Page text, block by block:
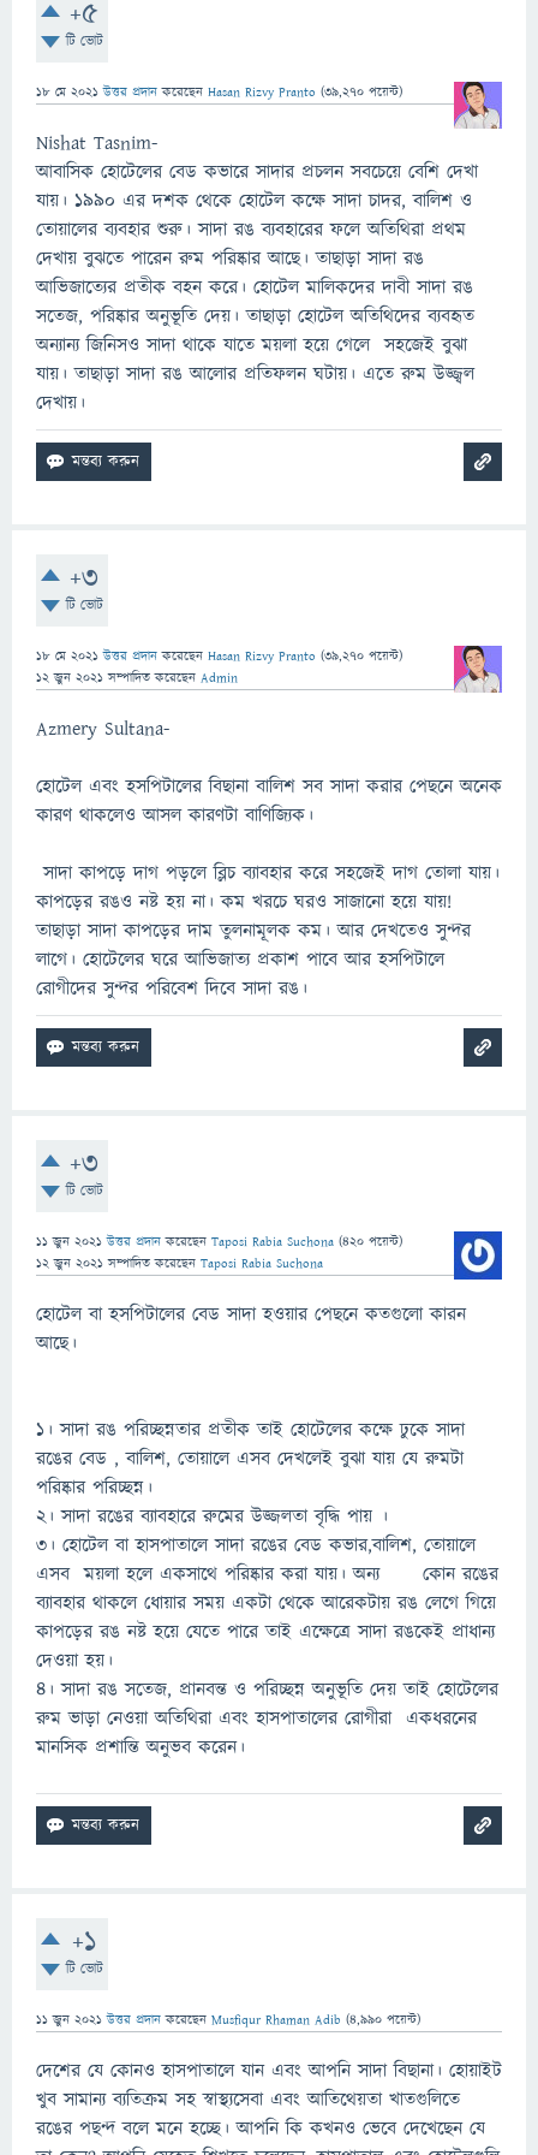
+5
টি ভোট
18 মে 2021 উত্তর প্রদান করেছেন Hasan Rizvy Pranto (39,270 পয়েন্ট)
Nishat Tasnim-
আবাসিক হোটেলের বেড কভারে সাদার প্রচলন সবচেয়ে বেশি দেখা
যায়। ১৯৯০ এর দশক থেকে হোটেল কক্ষে সাদা চাদর, বালিশ ও
তোয়ালের ব্যবহার শুরু। সাদা রঙ ব্যবহারের ফলে অতিথিরা প্রথম
দেখায় বুঝতে পারেন রুম পরিষ্কার আছে। তাছাড়া সাদা রঙ
আভিজাত্যের প্রতীক বহন করে। হোটেল মালিকদের দাবী সাদা রঙ
সতেজ, পরিষ্কার অনুভূতি দেয়। তাছাড়া হোটেল অতিথিদের ব্যবহৃত
অন্যান্য জিনিসও সাদা থাকে যাতে ময়লা হয়ে গেলে সহজেই বুঝা
যায়। তাছাড়া সাদা রঙ আলোর প্রতিফলন ঘটায়। এতে রুম উজ্জ্বল
দেখায়।
+3
টি ভোট
18 মে 2021 উত্তর প্রদান করেছেন Hasan Rizvy Pranto (39,270 পয়েন্ট)
12 জুন 2021 সম্পাদিত করেছেন Admin
Azmery Sultana-
হোটেল এবং হসপিটালের বিছানা বালিশ সব সাদা করার পেছনে অনেক
কারণ থাকলেও আসল কারণটা বাণিজ্যিক।
সাদা কাপড়ে দাগ পড়লে ব্লিচ ব্যাবহার করে সহজেই দাগ তোলা যায়।
কাপড়ের রঙও নষ্ট হয় না। কম খরচে ঘরও সাজানো হয়ে যায়!
তাছাড়া সাদা কাপড়ের দাম তুলনামূলক কম। আর দেখতেও সুন্দর
লাগে। হোটেলের ঘরে আভিজাত্য প্রকাশ পাবে আর হসপিটালে
রোগীদের সুন্দর পরিবেশ দিবে সাদা রঙ।
+3
টি ভোট
11 জুন 2021 উত্তর প্রদান করেছেন Taposi Rabia Suchona (420 পয়েন্ট)
12 জুন 2021 সম্পাদিত করেছেন Taposi Rabia Suchona
হোটেল বা হসপিটালের বেড সাদা হওয়ার পেছনে কতগুলো কারন
আছে।
১। সাদা রঙ পরিচ্ছন্নতার প্রতীক তাই হোটেলের কক্ষে ঢুকে সাদা
রঙের বেড , বালিশ, তোয়ালে এসব দেখলেই বুঝা যায় যে রুমটা
পরিষ্কার পরিচ্ছন্ন।
২। সাদা রঙের ব্যাবহারে রুমের উজ্জলতা বৃদ্ধি পায় ।
৩। হোটেল বা হাসপাতালে সাদা রঙের বেড কভার,বালিশ, তোয়ালে
এসব ময়লা হলে একসাথে পরিষ্কার করা যায়। অন্য কোন রঙের
ব্যাবহার থাকলে ধোয়ার সময় একটা থেকে আরেকটায় রঙ লেগে গিয়ে
কাপড়ের রঙ নষ্ট হয়ে যেতে পারে তাই এক্ষেত্রে সাদা রঙকেই প্রাধান্য
দেওয়া হয়।
৪। সাদা রঙ সতেজ, প্রানবন্ত ও পরিচ্ছন্ন অনুভূতি দেয় তাই হোটেলের
রুম ভাড়া নেওয়া অতিথিরা এবং হাসপাতালের রোগীরা একধরনের
মানসিক প্রশান্তি অনুভব করেন।
+1
টি ভোট
11 জুন 2021 উত্তর প্রদান করেছেন Musfiqur Rhaman Adib (4,990 পয়েন্ট)
দেশের যে কোনও হাসপাতালে যান এবং আপনি সাদা বিছানা। হোয়াইট
খুব সামান্য ব্যতিক্রম সহ স্বাস্থ্যসেবা এবং আতিথেয়তা খাতগুলিতে
রঙের পছন্দ বলে মনে হচ্ছে। আপনি কি কখনও ভেবে দেখেছেন যে